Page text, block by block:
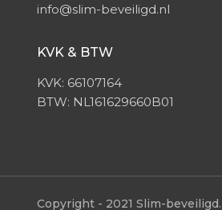
info@slim-beveiligd.nl
KVK & BTW
KVK: 66107164
BTW: NL161629660B01
Copyright - 2021 Slim-